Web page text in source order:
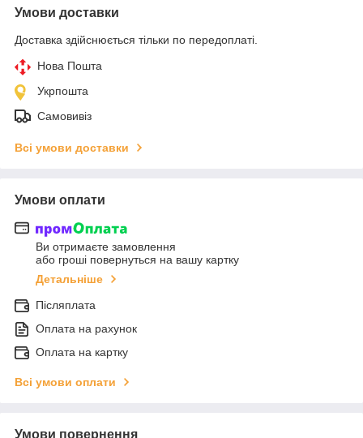
Умови доставки
Доставка здійснюється тільки по передоплаті.
Нова Пошта
Укрпошта
Самовивіз
Всі умови доставки
Умови оплати
Ви отримаєте замовлення
або гроші повернуться на вашу картку
Детальніше
Післяплата
Оплата на рахунок
Оплата на картку
Всі умови оплати
Умови повернення